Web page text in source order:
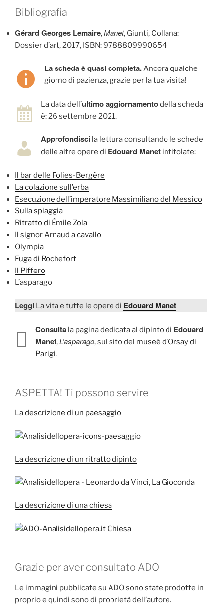
Bibliografia
Gérard Georges Lemaire,Manet, Giunti, Collana:
Dossier d’art, 2017, ISBN: 9788809990654
La scheda è quasi completa.Ancora qualche
giorno di pazienza, grazie per la tua visita!
La data dell’ultimo aggiornamentodella scheda
è: 26 settembre 2021.
Approfondisci la lettura consultando le schede
delle altre opere di Edouard Manet intitolate:
Il bar delle Folies-Bergère
La colazione sull’erba
Esecuzione dell’imperatore Massimiliano del Messico
Sulla spiaggia
Ritratto di Émile Zola
Il signor Arnaud a cavallo
Olympia
Fuga di Rochefort
Il Piffero
L’asparago
Leggi La vita e tutte le opere di Edouard Manet
Consulta la pagina dedicata al dipinto di Edouard
Manet,L’asparago, sul sito del museé d’Orsay di
Parigi.
ASPETTA! Ti possono servire
La descrizione di un paesaggio
La descrizione di un ritratto dipinto
La descrizione di una chiesa
Grazie per aver consultato ADO
Le immagini pubblicate su ADO sono state prodotte in
proprio e quindi sono di proprietà dell’autore.